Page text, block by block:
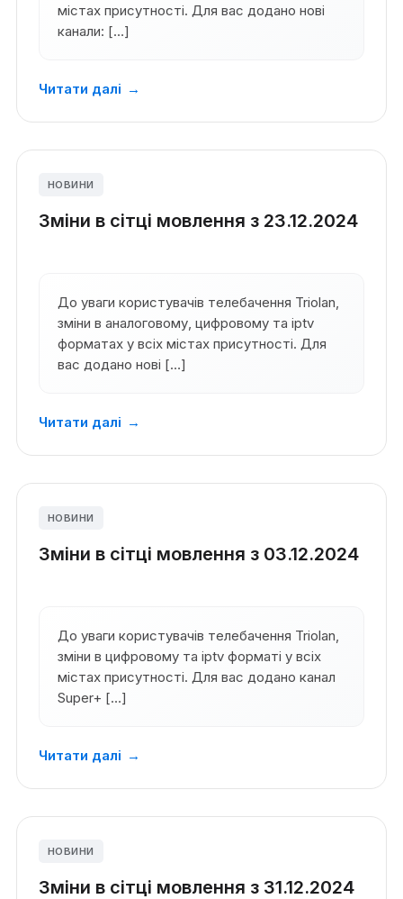
містах присутності. Для вас додано нові
канали: […]
Читати далі →
НОВИНИ
Зміни в сітці мовлення з 23.12.2024
До уваги користувачів телебачення Triolan,
зміни в аналоговому, цифровому та iptv
форматах у всіх містах присутності. Для
вас додано нові […]
Читати далі →
НОВИНИ
Зміни в сітці мовлення з 03.12.2024
До уваги користувачів телебачення Triolan,
зміни в цифровому та iptv форматі у всіх
містах присутності. Для вас додано канал
Super+ […]
Читати далі →
НОВИНИ
Зміни в сітці мовлення з 31.12.2024